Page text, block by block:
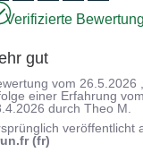
Verifizierte
gut
vom 26.5.2026
einer Erfahrung
durchTheo M.
veröffentlicht
(fr)